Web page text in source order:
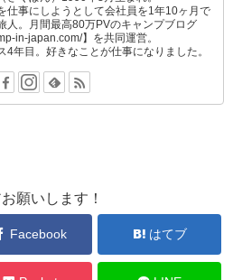
仕事にしようとして会社員を1年10ヶ月で
人。月間最高80万PVのキャンプブログ
in-japan.com/】を共同運営。
4年目。好きなことが仕事になりました。
願いします！
Facebook はてブ